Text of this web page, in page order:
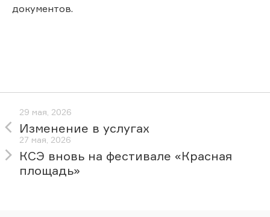
документов.
29 мая, 2026
Изменение в услугах
27 мая, 2026
КСЭ вновь на фестивале «Красная
площадь»